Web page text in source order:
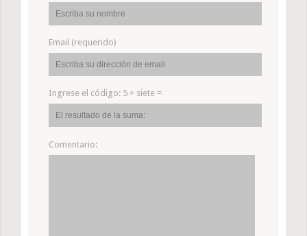
Email (requerido)
Ingrese el código: 5 + siete =
Comentario: